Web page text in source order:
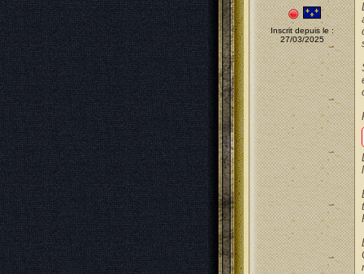
Inscrit depuis le :
27/03/2025